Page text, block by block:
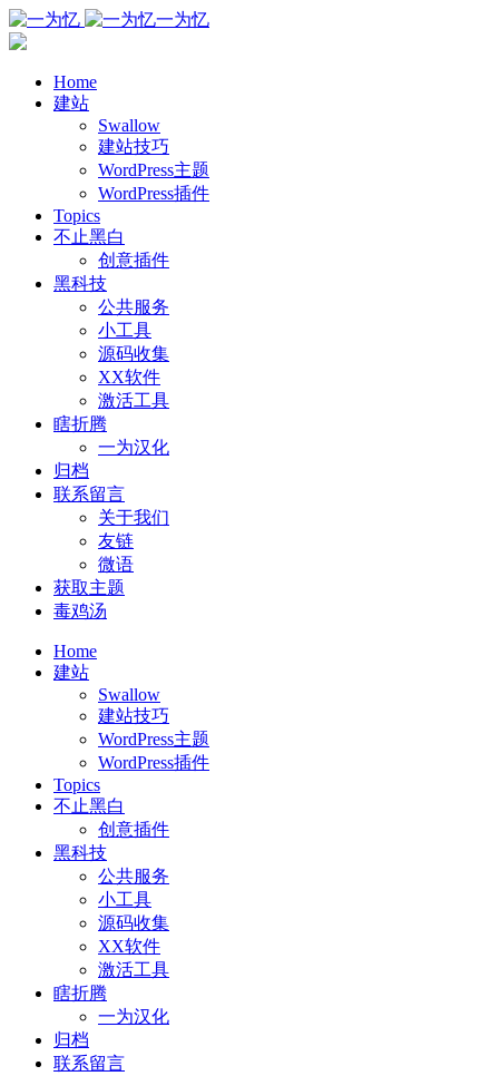
一为忆
Home
建站
Swallow
建站技巧
WordPress主题
WordPress插件
Topics
不止黑白
创意插件
黑科技
公共服务
小工具
源码收集
XX软件
激活工具
瞎折腾
一为汉化
归档
联系留言
关于我们
友链
微语
获取主题
毒鸡汤
Home
建站
Swallow
建站技巧
WordPress主题
WordPress插件
Topics
不止黑白
创意插件
黑科技
公共服务
小工具
源码收集
XX软件
激活工具
瞎折腾
一为汉化
归档
联系留言